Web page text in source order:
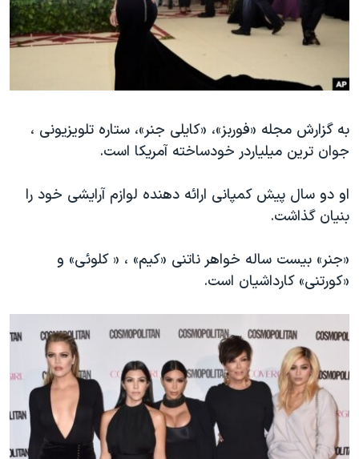
فرهنگ و زندگی
حقوق شهروندی
اسرائیل در جنگ
گالری عکس
آرشیو پخش زنده
مستندها
انتخابات ریاست جمهوری آمریکا ۲۰۲۴
حمله جمهوری اسلامی به اسرائیل
ورزش زنان در ایران
اعتراضات زن، زندگی، آزادی
مجموعه مستندهای دادخواهی
تریبونال مردمی آبان ۹۸
چهل سال گروگان‌گیری
اعتراضات مردمی آبان ۹۸
اسرائیل در جنگ
نرگس محمدی برنده جایزه نوبل صلح
همایش محافظه‌کاران آمریکا «سی‌پک»
صفحه‌های ویژه
دنبال کنید
زبانهای مختلف
به گزارش مجله «فوربز»، «کایلی جنر»، ستاره تلویزیونی ،
جوان ترین میلیاردر خودساخته آمریکا است.
او دو سال پیش کمپانی ارائه دهنده لوازم آرایشی خود را
بنیان گذاشت.
«جنر» بیست ساله خواهر ناتنی «کیم» ، « کلوئی» و
«کورتنی» کارداشیان است.